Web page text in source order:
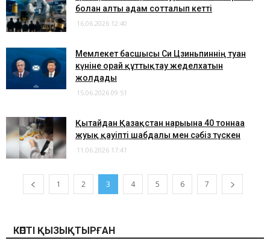
болған алты адам сотталып кетті
16.06.2026 12:40
Мемлекет басшысы Си Цзиньпиннің туған
күніне орай құттықтау жеделхатын
жолдады
15.06.2026 09:51
Қытайдан Қазақстан нарығына 40 тоннаға
жуық қауіпті шабдалы мен сәбіз түскен
11.06.2026 17:41
1 2 3 4 5 6 7
КӨПТІ ҚЫЗЫҚТЫРҒАН